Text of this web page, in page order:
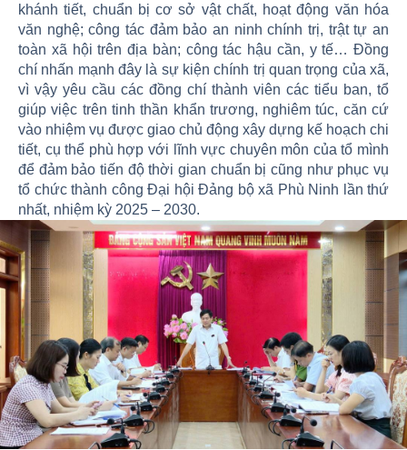
khánh tiết, chuẩn bị cơ sở vật chất, hoạt động văn hóa
văn nghệ; công tác đảm bảo an ninh chính trị, trật tự an
toàn xã hội trên địa bàn; công tác hậu cần, y tế… Đồng
chí nhấn mạnh đây là sự kiện chính trị quan trọng của xã,
vì vậy yêu cầu các đồng chí thành viên các tiểu ban, tổ
giúp việc trên tinh thần khẩn trương, nghiêm túc, căn cứ
vào nhiệm vụ được giao chủ động xây dựng kế hoạch chi
tiết, cụ thể phù hợp với lĩnh vực chuyên môn của tổ mình
để đảm bảo tiến độ thời gian chuẩn bị cũng như phục vụ
tổ chức thành công Đại hội Đảng bộ xã Phù Ninh lần thứ
nhất, nhiệm kỳ 2025 – 2030.